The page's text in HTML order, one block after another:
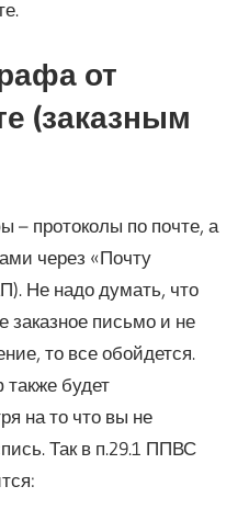
от
(заказным
протоколы по почте, а
через «Почту
Не надо думать, что
заказное письмо и не
то все обойдется.
будет
на то что вы не
Так в п.29.1 ППВС